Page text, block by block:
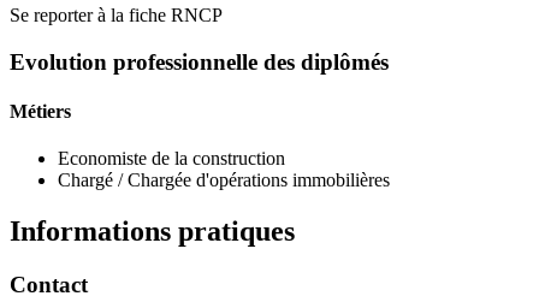
Se reporter à la fiche RNCP
Evolution professionnelle des diplômés
Métiers
Economiste de la construction
Chargé / Chargée d'opérations immobilières
Informations pratiques
Contact